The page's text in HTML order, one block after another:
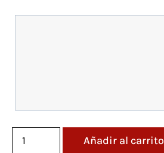
Añadir al carrito